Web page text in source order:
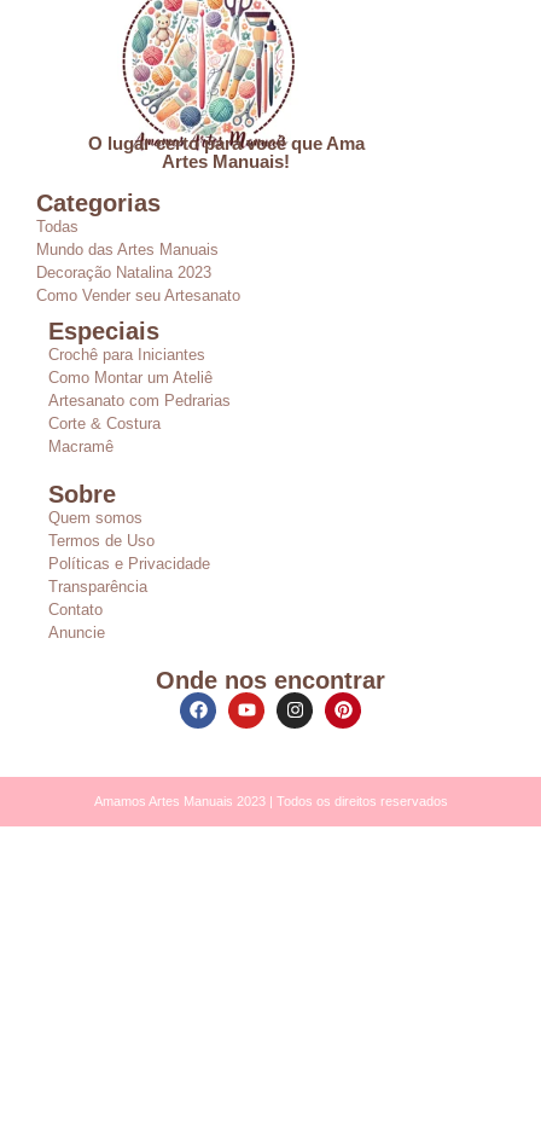
O lugar certo para você que Ama
Artes Manuais!
Categorias
Todas
Mundo das Artes Manuais
Decoração Natalina 2023
Como Vender seu Artesanato
Especiais
Crochê para Iniciantes
Como Montar um Ateliê
Artesanato com Pedrarias
Corte & Costura
Macramê
Sobre
Quem somos
Termos de Uso
Políticas e Privacidade
Transparência
Contato
Anuncie
Onde nos encontrar
Amamos Artes Manuais 2023 | Todos os direitos reservados